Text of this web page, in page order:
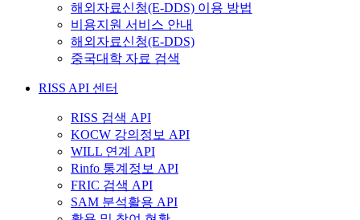
해외자료신청(E-DDS) 이용 방법
비용지원 서비스 안내
해외자료신청(E-DDS)
중국대학 자료 검색
RISS API 센터
RISS 검색 API
KOCW 강의정보 API
WILL 연계 API
Rinfo 통계정보 API
FRIC 검색 API
SAM 분석활용 API